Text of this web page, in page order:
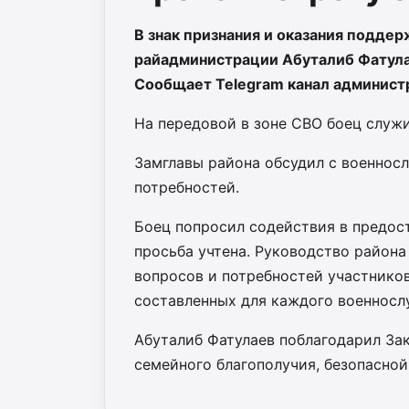
В знак признания и оказания
райадминистрации Абуталиб
Сообщает Telegram канал
На передовой в зоне СВО боец
Замглавы района обсудил с
потребностей.
Боец попросил содействия в
просьба учтена. Руководство
вопросов и потребностей
составленных для каждого
Абуталиб Фатулаев поблагодарил
семейного благополучия,